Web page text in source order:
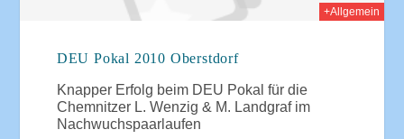
+Allgemein
DEU Pokal 2010 Oberstdorf
Knapper Erfolg beim DEU Pokal für die
Chemnitzer L. Wenzig & M. Landgraf im
Nachwuchspaarlaufen